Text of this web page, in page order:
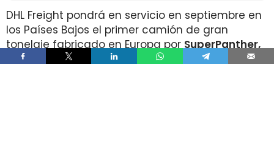
DHL Freight pondrá en servicio en septiembre en
los Países Bajos el primer camión de gran
tonelaje fabricado en Europa por SuperPanther,
después de trasladar la unidad desde Austria